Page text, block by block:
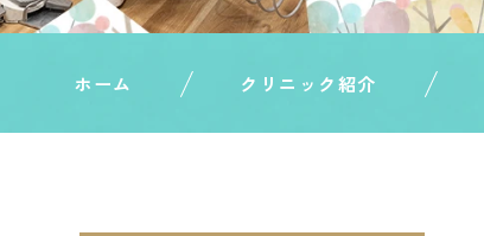
ホーム クリニック紹介